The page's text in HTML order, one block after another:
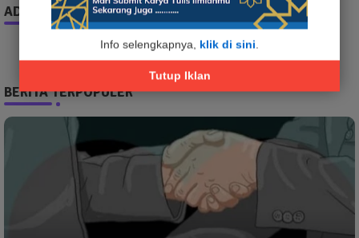
Info selengkapnya, klik di sini.
Tutup Iklan
ADS
BERITA TERPOPULER